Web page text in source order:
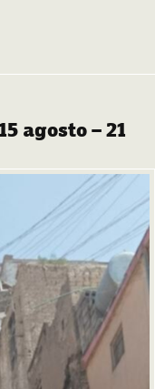
agosto – 21